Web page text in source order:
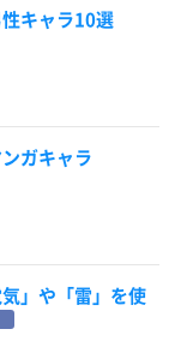
キャラ10選
ガキャラ
」や「雷」を使